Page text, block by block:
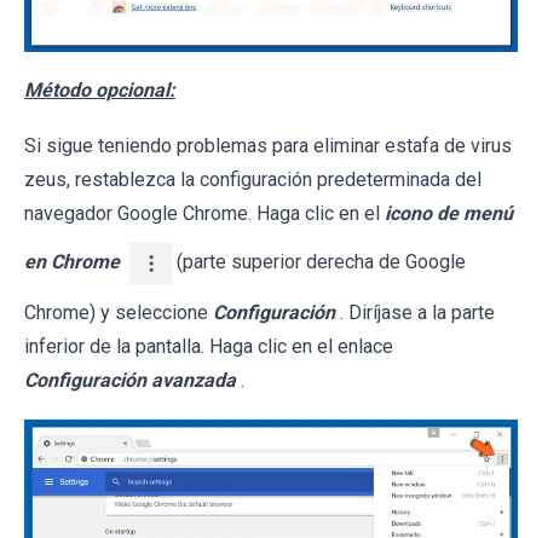
Método opcional:
Si sigue teniendo problemas para eliminar estafa de virus
zeus, restablezca la configuración predeterminada del
navegador Google Chrome. Haga clic en el icono de menú
en Chrome (parte superior derecha de Google
Chrome) y seleccione Configuración . Diríjase a la parte
inferior de la pantalla. Haga clic en el enlace
Configuración avanzada .